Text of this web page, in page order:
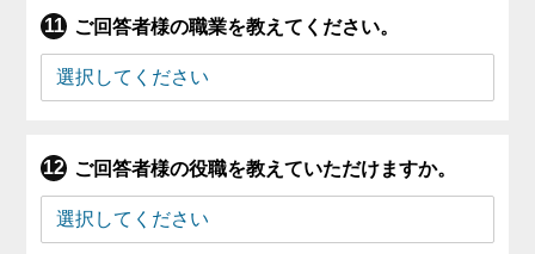
ご回答者様の職業を教えてください。
ご回答者様の役職を教えていただけますか。